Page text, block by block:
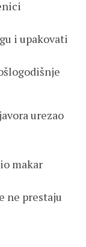
i upakovati
urezao
makar
ne prestaju